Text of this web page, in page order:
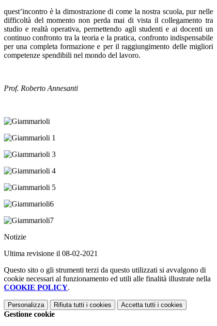
quest’incontro è la dimostrazione di come la nostra scuola, pur nelle
difficoltà del momento non perda mai di vista il collegamento tra
studio e realtà operativa, permettendo agli studenti e ai docenti un
continuo confronto tra la teoria e la pratica, confronto indispensabile
per una completa formazione e per il raggiungimento delle migliori
competenze spendibili nel mondo del lavoro.
Prof. Roberto Annesanti
Notizie
Ultima revisione il 08-02-2021
Questo sito o gli strumenti terzi da questo utilizzati si avvalgono di
cookie necessari al funzionamento ed utili alle finalità illustrate nella
COOKIE POLICY.
Personalizza Rifiuta tutti i cookies Accetta tutti i cookies
Gestione cookie